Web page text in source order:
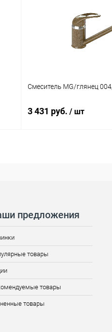
Смеситель MG/глянец
3 431 руб. / шт
предложения
товары
товары
товары